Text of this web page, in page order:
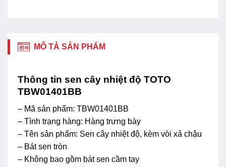
MÔ TẢ SẢN PHẨM
Thông tin sen cây nhiệt độ TOTO
TBW01401BB
– Mã sản phẩm: TBW01401BB
– Tình trạng hàng: Hàng trưng bày
– Tên sản phẩm: Sen cây nhiệt độ, kèm vòi xả chậu
– Bát sen tròn
– Không bao gồm bát sen cầm tay